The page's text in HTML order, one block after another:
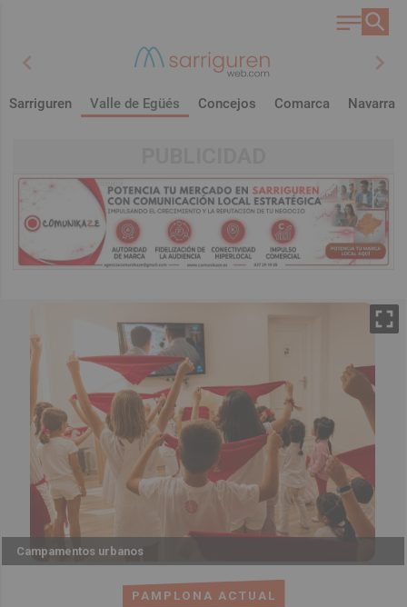
chevron_left chevron_right
Sarriguren Valle de Egüés Concejos Comarca Navarra
PAMPLONA ACTUAL
Campamentos urbanos